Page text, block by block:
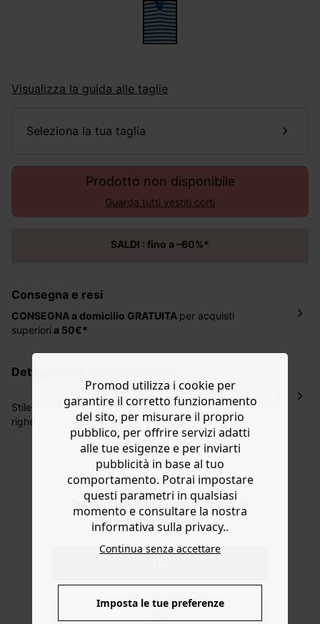
Do you want to be redirected to
www.promod.com ?
Visualizza la guida alle taglie
seleziona la tua taglia
Prodotto non disponibile
Guarda tutti vestiti corti
SALDI : fino a –60%*
Consegna e resi
CONSEGNA a domicilio GRATUITA per acquisti
superiori a 50€*
ordinazione, al costo di 4 € per ordini inferiori a 50 €.
decorrere dalla data dell’avvenuta ricezione.
Aiuto
dettagli, cura e composizione
Stile sportswear e mood da crociera. Questo abito a
righe in crochet rinfresca il look in 2 secondi: il tempo di
indossarlo! Maglia morbida e traforata in misto cotone.
Taglio dritto. Scollo a V. Giromanica all’americana. Fondo
dritto. Finiture a costine. Questo abito da donna contiene
cotone riciclato.
Promod utilizza i cookie per
garantire il corretto funzionamento
del sito, per misurare il proprio
pubblico, per offrire servizi adatti
alle tue esigenze e per inviarti
pubblicità in base al tuo
comportamento. Potrai impostare
questi parametri in qualsiasi
momento e consultare la nostra
informativa sulla privacy..
Continua senza accettare
Imposta le tue preferenze